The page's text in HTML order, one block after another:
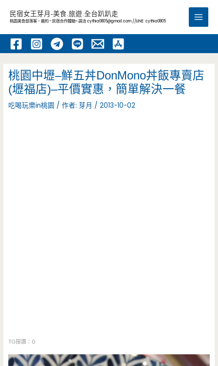
內
民宿女王芽月-美食.旅遊.全台趴趴走
桃園美食部落客，邀約 -民宿合作體驗~ 請洽cythia0805@gmail.com //LINE: cythia0805
Main
桃園中壢–鮮五丼DonMono丼飯專賣店
(壢福店)–平價實惠，簡單解決一餐
吃喝玩樂in桃園 / 作者:芽月 /2013-10-02
TG按讚：0